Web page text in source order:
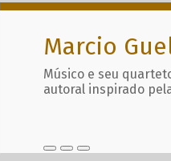
Marcio
Músico e seu
autoral inspirado